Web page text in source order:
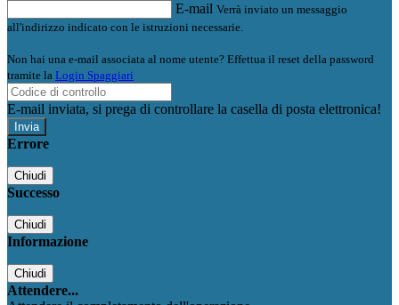
E-mail Verrà inviato un messaggio
all'indirizzo indicato con le istruzioni necessarie.
Non hai una e-mail associata al nome utente? Effettua il reset della password
tramite la Login Spaggiari
E-mail inviata, si prega di controllare la casella di posta elettronica!
Errore
Chiudi
Successo
Chiudi
Informazione
Chiudi
Attendere...